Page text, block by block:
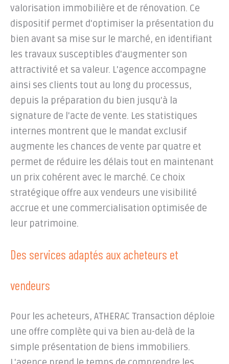
valorisation immobilière et de rénovation. Ce
dispositif permet d'optimiser la présentation du
bien avant sa mise sur le marché, en identifiant
les travaux susceptibles d'augmenter son
attractivité et sa valeur. L'agence accompagne
ainsi ses clients tout au long du processus,
depuis la préparation du bien jusqu'à la
signature de l'acte de vente. Les statistiques
internes montrent que le mandat exclusif
augmente les chances de vente par quatre et
permet de réduire les délais tout en maintenant
un prix cohérent avec le marché. Ce choix
stratégique offre aux vendeurs une visibilité
accrue et une commercialisation optimisée de
leur patrimoine.
Des services adaptés aux acheteurs et
vendeurs
Pour les acheteurs, ATHERAC Transaction déploie
une offre complète qui va bien au-delà de la
simple présentation de biens immobiliers.